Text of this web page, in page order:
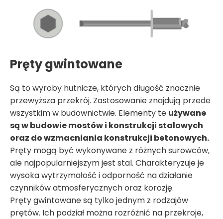
Pręty gwintowane
Są to wyroby hutnicze, których długość znacznie
przewyższa przekrój. Zastosowanie znajdują przede
wszystkim w budownictwie. Elementy te używane
są w budowie mostów i konstrukcji stalowych
oraz do wzmacniania konstrukcji betonowych.
Pręty mogą być wykonywane z różnych surowców,
ale najpopularniejszym jest stal. Charakteryzuje je
wysoka wytrzymałość i odporność na działanie
czynników atmosferycznych oraz korozję.
Pręty gwintowane są tylko jednym z rodzajów
prętów. Ich podział można rozróżnić na przekroje,